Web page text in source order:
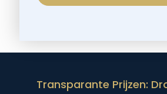
Transparante Prijzen: